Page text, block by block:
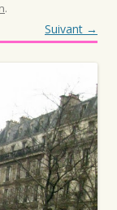
.
Suivant →